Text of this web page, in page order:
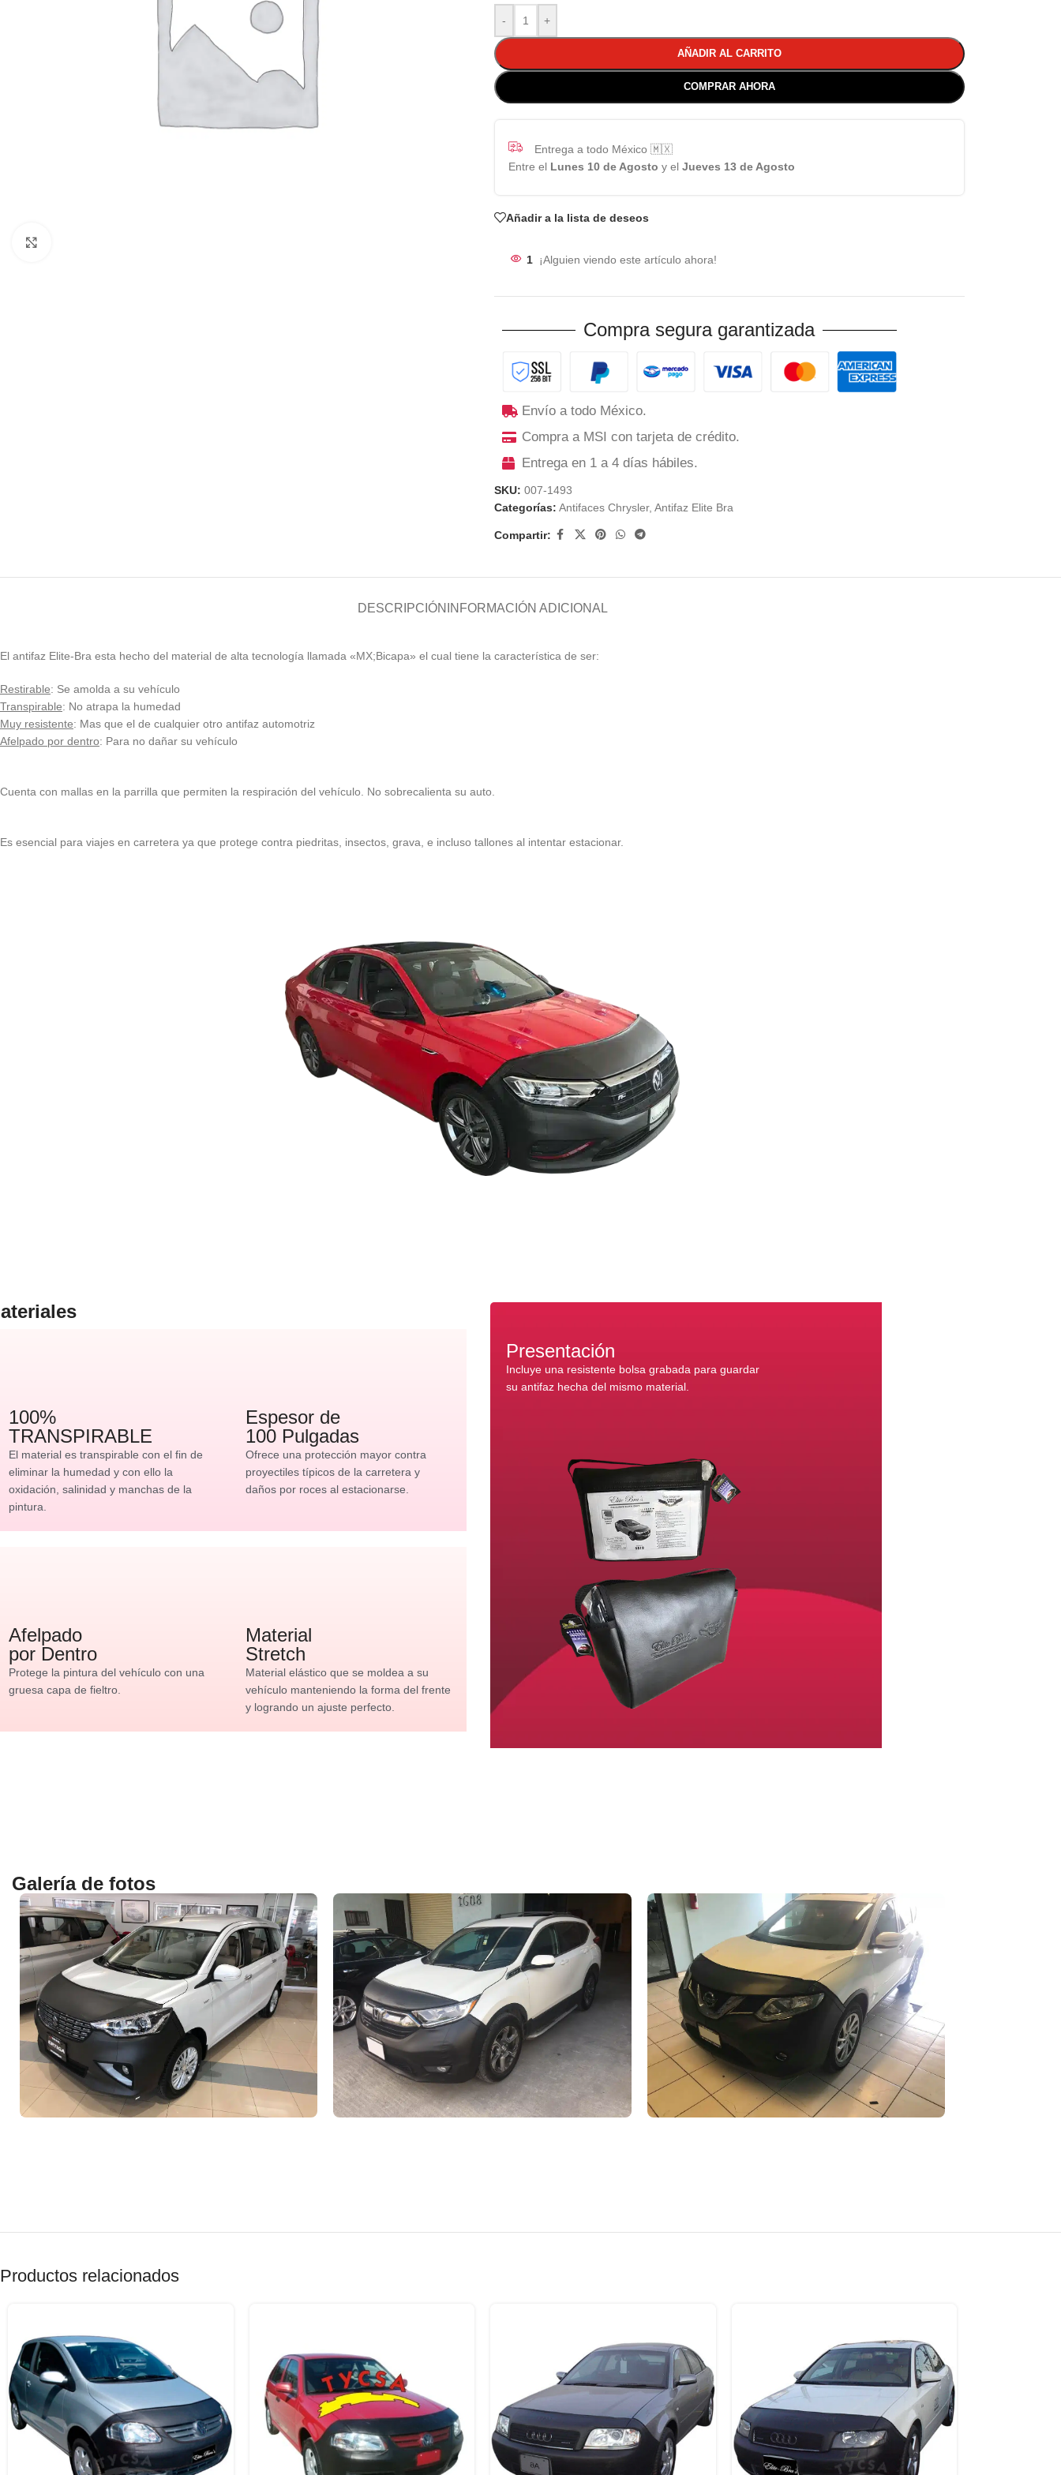
- +
AÑADIR AL CARRITO
COMPRAR AHORA
Entrega a todo México 🇲🇽
Entre el Lunes 10 de Agosto y el Jueves 13 de Agosto
Añadir a la lista de deseos
1 ¡Alguien viendo este artículo ahora!
Compra segura garantizada
Envío a todo México.
Compra a MSI con tarjeta de crédito.
Entrega en 1 a 4 días hábiles.
SKU: 007-1493
Categorías: Antifaces Chrysler, Antifaz Elite Bra
Compartir:
DESCRIPCIÓN INFORMACIÓN ADICIONAL
El antifaz Elite-Bra esta hecho del material de alta tecnología llamada «MX;Bicapa» el cual tiene la característica de ser:
Restirable: Se amolda a su vehículo
Transpirable: No atrapa la humedad
Muy resistente: Mas que el de cualquier otro antifaz automotriz
Afelpado por dentro: Para no dañar su vehículo
Cuenta con mallas en la parrilla que permiten la respiración del vehículo. No sobrecalienta su auto.
Es esencial para viajes en carretera ya que protege contra piedritas, insectos, grava, e incluso tallones al intentar estacionar.
100%
TRANSPIRABLE
El material es transpirable con el fin de
eliminar la humedad y con ello la
oxidación, salinidad y manchas de la
pintura.
Espesor de
100 Pulgadas
Ofrece una protección mayor contra
proyectiles típicos de la carretera y
daños por roces al estacionarse.
Afelpado
por Dentro
Protege la pintura del vehículo con una
gruesa capa de fieltro.
Material
Stretch
Material elástico que se moldea a su
vehículo manteniendo la forma del frente
y logrando un ajuste perfecto.
Presentación
Incluye una resistente bolsa grabada para guardar
su antifaz hecha del mismo material.
Galería de fotos
Productos relacionados